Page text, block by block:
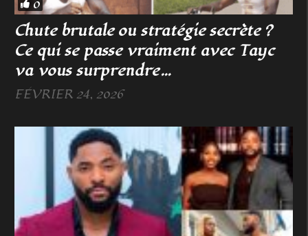
0
Chute brutale ou stratégie secrète ?
Ce qui se passe vraiment avec Tayc
va vous surprendre…
FÉVRIER 24, 2026